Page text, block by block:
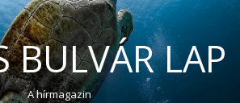
BULVÁR LAP
A hírmagazin